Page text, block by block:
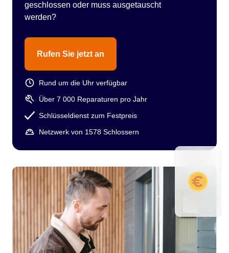
geschlossen oder muss ausgetauscht
werden?
Rufen Sie jetzt an
Rund um die Uhr verfügbar
Über 7 000 Reparaturen pro Jahr
Schlüsseldienst zum Festpreis
Netzwerk von 1578 Schlossern